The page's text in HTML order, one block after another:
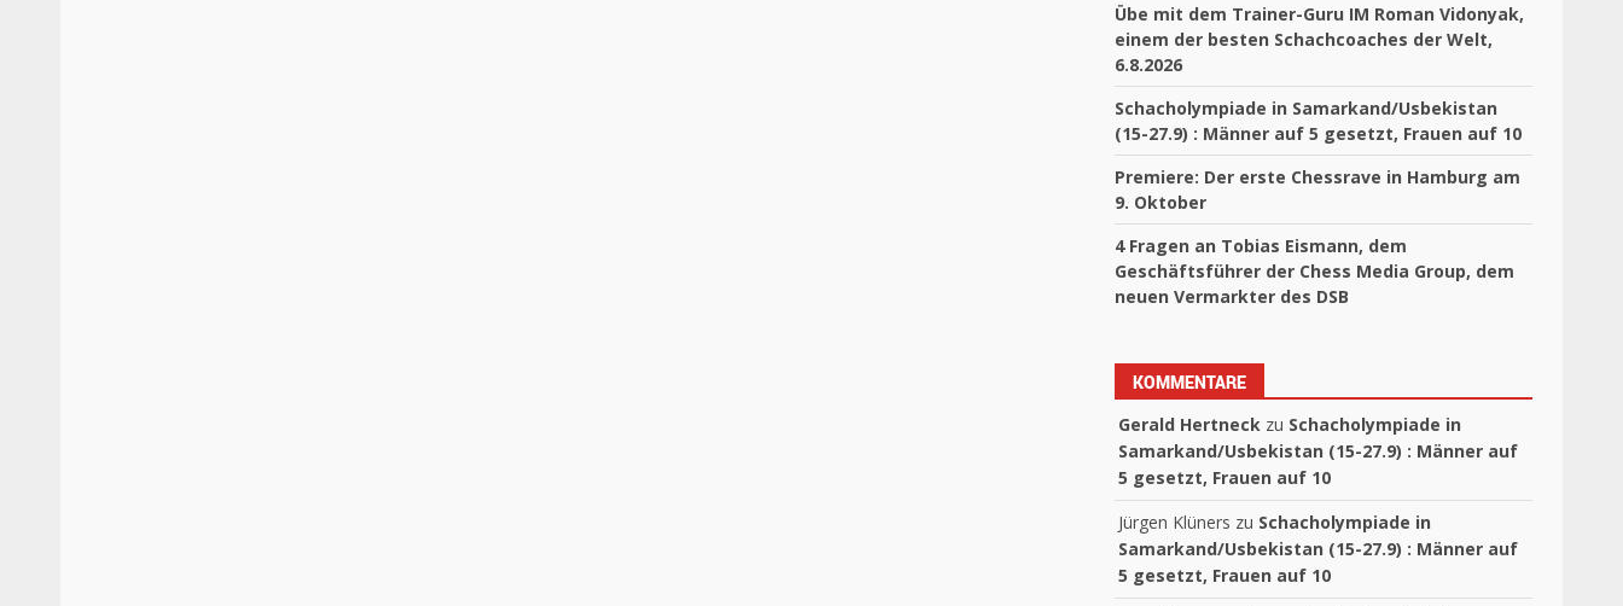
Übe mit dem Trainer-Guru IM Roman Vidonyak,
einem der besten Schachcoaches der Welt,
6.8.2026
Schacholympiade in Samarkand/Usbekistan
(15-27.9) : Männer auf 5 gesetzt, Frauen auf 10
Premiere: Der erste Chessrave in Hamburg am
9. Oktober
4 Fragen an Tobias Eismann, dem
Geschäftsführer der Chess Media Group, dem
neuen Vermarkter des DSB
KOMMENTARE
Gerald Hertneck zu Schacholympiade in
Samarkand/Usbekistan (15-27.9) : Männer auf
5 gesetzt, Frauen auf 10
Jürgen Klüners zu Schacholympiade in
Samarkand/Usbekistan (15-27.9) : Männer auf
5 gesetzt, Frauen auf 10